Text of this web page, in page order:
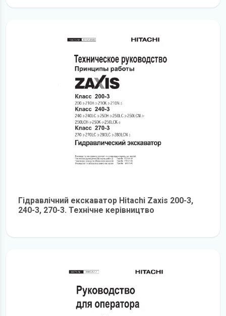
Гідравлічний екскаватор Hitachi Zaxis 200-3,
240-3, 270-3. Технічне керівництво